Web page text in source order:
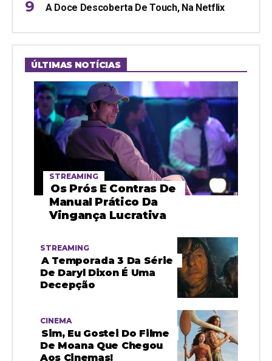
A Doce Descoberta De Touch, Na Netflix
ÚLTIMAS NOTÍCIAS
STREAMING
Os Prós E Contras De
Manual Prático Da
Vingança Lucrativa
STREAMING
A Temporada 3 Da Série
De Daryl Dixon É Uma
Decepção
CINEMA
Sim, Eu Gostei Do Filme
De Moana Que Chegou
Aos Cinemas!